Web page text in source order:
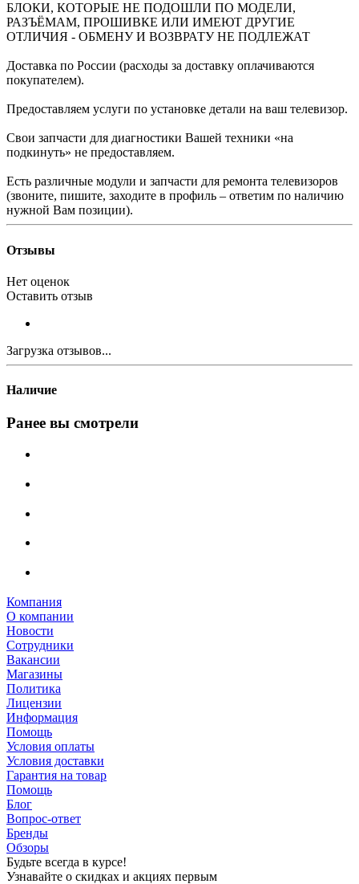
БЛОКИ, КОТОРЫЕ НЕ ПОДОШЛИ ПО МОДЕЛИ,
РАЗЪЁМАМ, ПРОШИВКЕ ИЛИ ИМЕЮТ ДРУГИЕ
ОТЛИЧИЯ - ОБМЕНУ И ВОЗВРАТУ НЕ ПОДЛЕЖАТ
Доставка по России (расходы за доставку оплачиваются
покупателем).
Предоставляем услуги по установке детали на ваш телевизор.
Свои запчасти для диагностики Вашей техники «на
подкинуть» не предоставляем.
Есть различные модули и запчасти для ремонта телевизоров
(звоните, пишите, заходите в профиль – ответим по наличию
нужной Вам позиции).
Отзывы
Нет оценок
Оставить отзыв
Загрузка отзывов...
Наличие
Ранее вы смотрели
Компания
О компании
Новости
Сотрудники
Вакансии
Магазины
Политика
Лицензии
Информация
Помощь
Условия оплаты
Условия доставки
Гарантия на товар
Помощь
Блог
Вопрос-ответ
Бренды
Обзоры
Будьте всегда в курсе!
Узнавайте о скидках и акциях первым